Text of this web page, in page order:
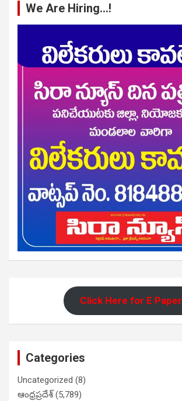
We Are Hiring…!
Click Here for E Paper
Categories
Uncategorized (8)
ఆంధ్రప్రదేశ్(5,789)